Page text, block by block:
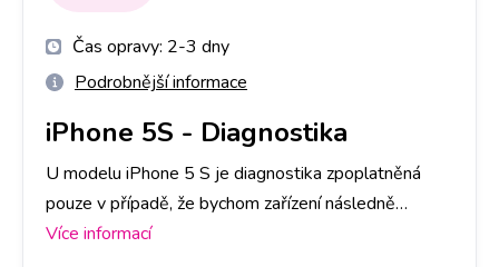
Čas opravy: 2-3 dny
Podrobnější informace
iPhone 5S - Diagnostika
U modelu iPhone 5 S je diagnostika zpoplatněná
pouze v případě, že bychom zařízení následně
neopravovali a to částkou dle ceníku. V opačném
Více informací